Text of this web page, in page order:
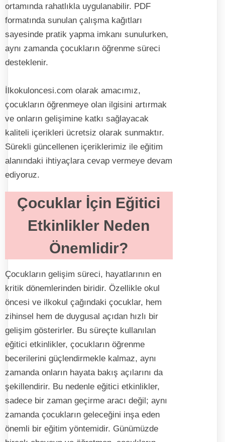
ortamında rahatlıkla uygulanabilir. PDF
formatında sunulan çalışma kağıtları
sayesinde pratik yapma imkanı sunulurken,
aynı zamanda çocukların öğrenme süreci
desteklenir.
İlkokuloncesi.com olarak amacımız,
çocukların öğrenmeye olan ilgisini artırmak
ve onların gelişimine katkı sağlayacak
kaliteli içerikleri ücretsiz olarak sunmaktır.
Sürekli güncellenen içeriklerimiz ile eğitim
alanındaki ihtiyaçlara cevap vermeye devam
ediyoruz.
Çocuklar İçin Eğitici
Etkinlikler Neden
Önemlidir?
Çocukların gelişim süreci, hayatlarının en
kritik dönemlerinden biridir. Özellikle okul
öncesi ve ilkokul çağındaki çocuklar, hem
zihinsel hem de duygusal açıdan hızlı bir
gelişim gösterirler. Bu süreçte kullanılan
eğitici etkinlikler, çocukların öğrenme
becerilerini güçlendirmekle kalmaz, aynı
zamanda onların hayata bakış açılarını da
şekillendirir. Bu nedenle eğitici etkinlikler,
sadece bir zaman geçirme aracı değil; aynı
zamanda çocukların geleceğini inşa eden
önemli bir eğitim yöntemidir. Günümüzde